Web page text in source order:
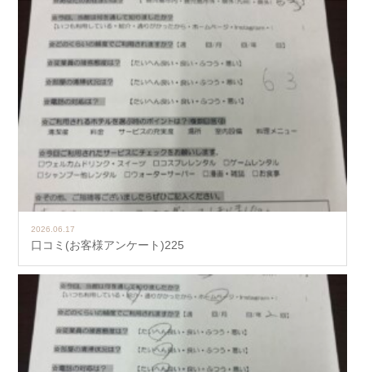
2026.06.17
口コミ(お客様アンケート)225